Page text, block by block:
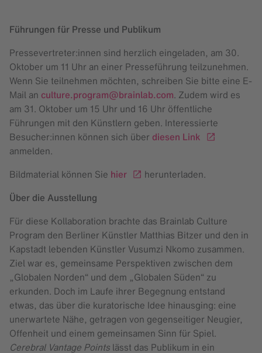
Führungen für Presse und Publikum
Pressevertreter:innen sind herzlich eingeladen, am 30.
Oktober um 11 Uhr an einer Presseführung teilzunehmen.
Wenn Sie teilnehmen möchten, schreiben Sie bitte eine E-
Mail an culture.program@brainlab.com. Zudem wird es
am 31. Oktober um 15 Uhr und 16 Uhr öffentliche
Führungen mit den Künstlern geben. Interessierte
Besucher:innen können sich über diesen Link
anmelden.
Bildmaterial können Sie hier
herunterladen.
Über die Ausstellung
Für diese Kollaboration brachte das Brainlab Culture
Program den Berliner Künstler Matthias Bitzer und den in
Kapstadt lebenden Künstler Vusumzi Nkomo zusammen.
Ziel war es, gemeinsame Perspektiven zwischen dem
„Globalen Norden“ und dem „Globalen Süden“ zu
erkunden. Doch im Laufe ihrer Begegnung entstand
etwas, das über die kuratorische Idee hinausging: eine
unerwartete Nähe, getragen von gegenseitiger Neugier,
Offenheit und einem gemeinsamen Sinn für Spiel.
Cerebral Vantage Points lässt das Publikum in ein